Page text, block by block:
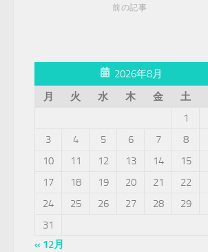
前の記事
2026年8月
月
火 水 木 金 土
1
3
4 5 6 7 8
10
11 12 13 14 15
17
18 19 20 21 22
24
25 26 27 28 29
31
« 12月